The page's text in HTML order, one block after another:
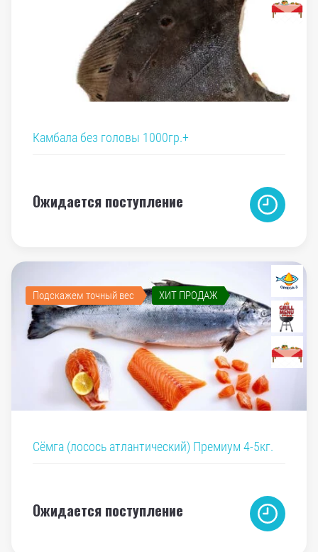
Камбала без головы 1000гр.+
Ожидается поступление
Сёмга (лосось атлантический) Премиум 4-5кг.
Ожидается поступление
Подскажем точный вес ХИТ ПРОДАЖ